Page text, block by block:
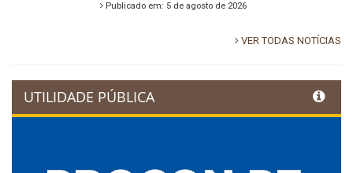
Publicado em: 5 de agosto de 2026
VER TODAS NOTÍCIAS
UTILIDADE PÚBLICA